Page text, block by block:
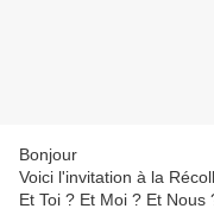
Bonjour
Voici l'invitation à la
Et Toi ? Et Moi ? Et